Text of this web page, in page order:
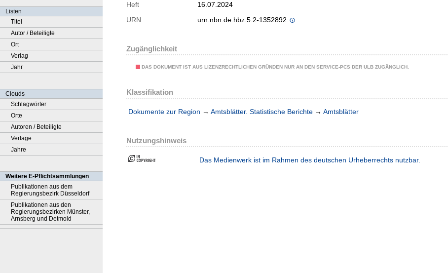
Listen
Titel
Autor / Beteiligte
Ort
Verlag
Jahr
Clouds
Schlagwörter
Orte
Autoren / Beteiligte
Verlage
Jahre
Weitere E-Pflichtsammlungen
Publikationen aus dem
Regierungsbezirk Düsseldorf
Publikationen aus den
Regierungsbezirken Münster,
Arnsberg und Detmold
Heft
16.07.2024
URN
urn:nbn:de:hbz:5:2-1352892
Zugänglichkeit
DAS DOKUMENT IST AUS LIZENZRECHTLICHEN GRÜNDEN NUR AN DEN SERVICE-PCS DER ULB ZUGÄNGLICH.
Klassifikation
Dokumente zur Region → Amtsblätter. Statistische Berichte → Amtsblätter
Nutzungshinweis
Das Medienwerk ist im Rahmen des deutschen Urheberrechts nutzbar.